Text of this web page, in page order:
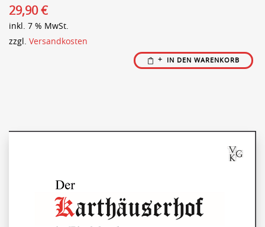
29,90€
inkl. 7 % MwSt.
zzgl. Versandkosten
IN DEN WARENKORB